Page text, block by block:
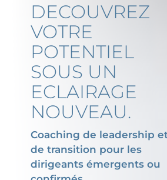
DECOUVREZ
VOTRE
POTENTIEL
SOUS UN
ECLAIRAGE
NOUVEAU.
Coaching de leadership
de transition pour les
dirigeants émergents ou